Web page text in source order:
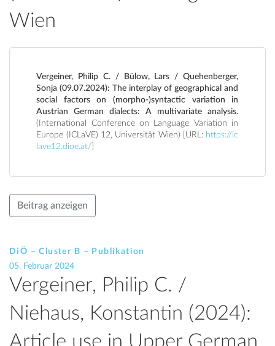
Wien
Vergeiner, Philip C. / Bülow, Lars / Quehenberger,
Sonja (09.07.2024): The interplay of geographical and
social factors on (morpho-)syntactic variation in
Austrian German dialects: A multivariate analysis.
(International Conference on Language Variation in
Europe (ICLaVE) 12, Universität Wien) [URL: https://ic
lave12.dioe.at/
Beitrag anzeigen
DiÖ – Cluster B – Publikation
05. Februar 2024
Vergeiner, Philip C. /
Niehaus, Konstantin (2024):
Article use in Upper German